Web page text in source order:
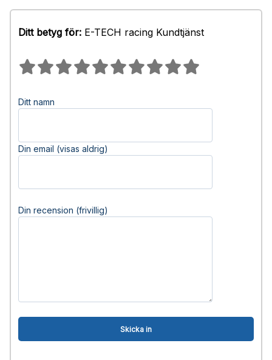
Ditt betyg för: E-TECH racing Kundtjänst
Ditt namn
Din email (visas aldrig)
Din recension (frivillig)